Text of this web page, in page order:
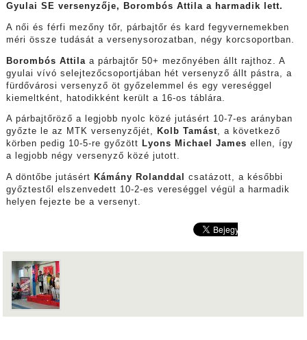
Gyulai SE versenyzője, Borombós Attila a harmadik lett.
A női és férfi mezőny tőr, párbajtőr és kard fegyvernemekben
méri össze tudását a versenysorozatban, négy korcsoportban.
Borombós Attila a párbajtőr 50+ mezőnyében állt rajthoz. A
gyulai vívó selejtezőcsoportjában hét versenyző állt pástra, a
fürdővárosi versenyző öt győzelemmel és egy vereséggel
kiemeltként, hatodikként került a 16-os táblára.
A párbajtőröző a legjobb nyolc közé jutásért 10-7-es arányban
győzte le az MTK versenyzőjét,
Kolb Tamást, a következő
körben pedig 10-5-re győzött Lyons Michael James ellen, így
a legjobb négy versenyző közé jutott.
A döntőbe jutásért Kámány Rolanddal
csatázott, a későbbi
győztestől elszenvedett 10-2-es vereséggel végül a harmadik
helyen fejezte be a versenyt.